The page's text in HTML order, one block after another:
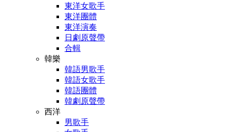
東洋女歌手
東洋團體
東洋演奏
日劇原聲帶
合輯
韓樂
韓語男歌手
韓語女歌手
韓語團體
韓劇原聲帶
西洋
男歌手